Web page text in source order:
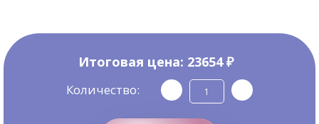
Итоговая цена: 23654 ₽
Количество: